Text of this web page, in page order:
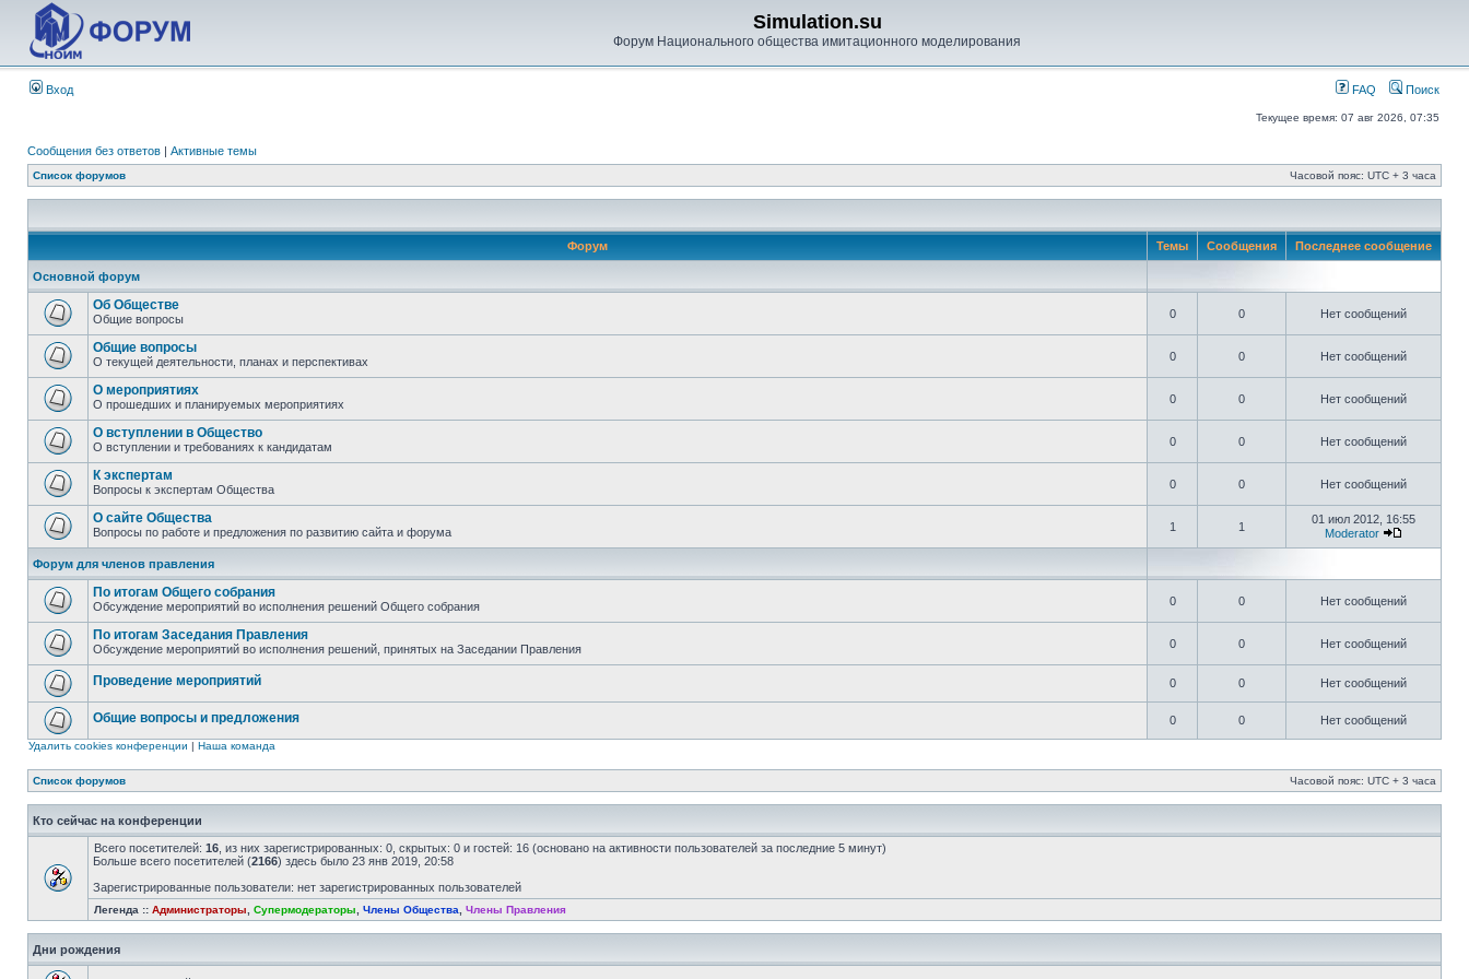
Simulation.su
Форум Национального общества имитационного моделирования
Вход FAQ Поиск
Текущее время: 07 авг 2026, 07:35
Сообщения без ответов | Активные темы
Список форумов Часовой пояс: UTC + 3 часа
Форум Темы Сообщения Последнее сообщение
Основной форум
Об Обществе
Общие вопросы 0 0 Нет сообщений
Общие вопросы
О текущей деятельности, планах и перспективах 0 0 Нет сообщений
О мероприятиях
О прошедших и планируемых мероприятиях 0 0 Нет сообщений
О вступлении в Общество
О вступлении и требованиях к кандидатам 0 0 Нет сообщений
К экспертам
Вопросы к экспертам Общества 0 0 Нет сообщений
О сайте Общества
Вопросы по работе и предложения по развитию сайта и форума 1 1
01 июл 2012, 16:55
Moderator
Форум для членов правления
По итогам Общего собрания
Обсуждение мероприятий во исполнения решений Общего собрания 0 0 Нет сообщений
По итогам Заседания Правления
Обсуждение мероприятий во исполнения решений, принятых на Заседании Правления 0 0 Нет сообщений
Проведение мероприятий 0 0 Нет сообщений
Общие вопросы и предложения 0 0 Нет сообщений
Удалить cookies конференции | Наша команда
Список форумов Часовой пояс: UTC + 3 часа
Кто сейчас на конференции
Всего посетителей: 16 , из них зарегистрированных: 0, скрытых: 0 и гостей: 16 (основано на активности пользователей за последние 5 минут)
Больше всего посетителей (2166) здесь было 23 янв 2019, 20:58
Зарегистрированные пользователи: нет зарегистрированных пользователей
Легенда :: Администраторы Супермодераторы Члены Общества Члены Правления
Дни рождения